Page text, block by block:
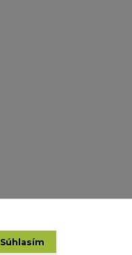
Súhlasím